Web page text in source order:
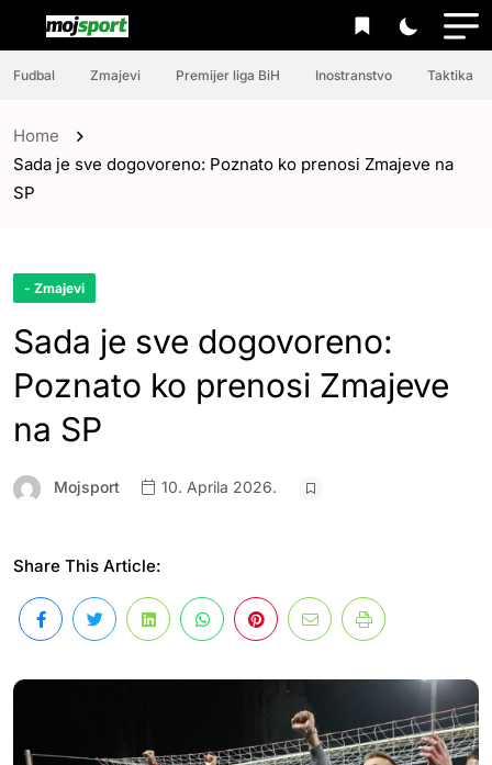
Fudbal Zmajevi Premijer liga BiH Inostranstvo Taktika
Home
Sada je sve dogovoreno: Poznato ko prenosi Zmajeve na
SP
- Zmajevi
Sada je sve dogovoreno:
Poznato ko prenosi Zmajeve
na SP
Mojsport 10. Aprila 2026.
Share This Article: